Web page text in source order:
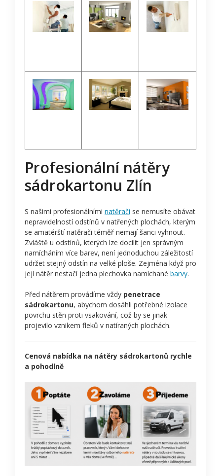
Profesionální nátěry
sádrokartonu Zlín
S našimi profesionálními natěrači se nemusíte obávat
nepravidelností odstínů v natřených plochách, kterým
se amatérští natěrači téměř nemají šanci vyhnout.
Zvláště u odstínů, kterých lze docílit jen správným
namícháním více barev, není jednoduchou záležitostí
udržet stejný odstín na velké ploše. Zejména když pro
její nátěr nestačí jedna plechovka namíchané barvy.
Před nátěrem provádíme vždy penetrace
sádrokartonu, abychom dosáhli potřebné izolace
povrchu stěn proti vsakování, což by se jinak
projevilo vznikem fleků v natíraných plochách.
Cenová nabídka na nátěry sádrokartonů rychle
a pohodlně